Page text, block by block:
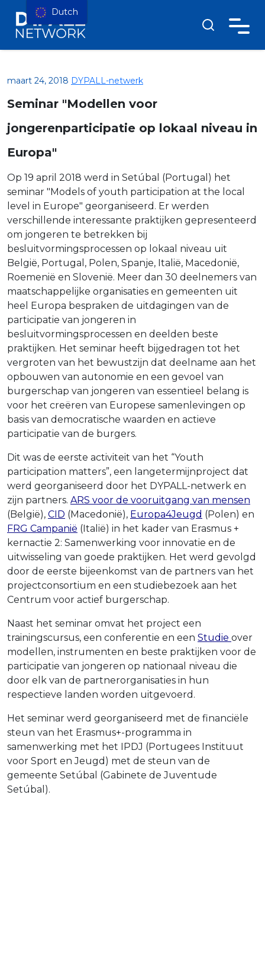
maart 24, 2018 DYPALL-netwerk
Seminar "Modellen voor
jongerenparticipatie op lokaal niveau in
Europa"
Op 19 april 2018 werd in Setúbal (Portugal) het
seminar "Models of youth participation at the local
level in Europe" georganiseerd. Er werden
verschillende interessante praktijken gepresenteerd
om jongeren te betrekken bij
besluitvormingsprocessen op lokaal niveau uit
België, Portugal, Polen, Spanje, Italië, Macedonië,
Roemenië en Slovenië. Meer dan 30 deelnemers van
maatschappelijke organisaties en gemeenten uit
heel Europa bespraken de uitdagingen van de
participatie van jongeren in
besluitvormingsprocessen en deelden beste
praktijken. Het seminar heeft bijgedragen tot het
vergroten van het bewustzijn dat deelname aan het
opbouwen van autonomie en een gevoel van
burgerschap van jongeren van essentieel belang is
voor het creëren van Europese samenlevingen op
basis van democratische waarden en actieve
participatie van de burgers.
Dit was de eerste activiteit van het “Youth
participation matters”, een langetermijnproject dat
werd georganiseerd door het DYPALL-netwerk en
zijn partners. ARS voor de vooruitgang van mensen
(België), CID (Macedonië), Europa4Jeugd (Polen) en
FRG Campanië (Italië) in het kader van Erasmus +
kernactie 2: Samenwerking voor innovatie en de
uitwisseling van goede praktijken. Het werd gevolgd
door de eerste bijeenkomst van de partners van het
projectconsortium en een studiebezoek aan het
Centrum voor actief burgerschap.
Naast het seminar omvat het project een
trainingscursus, een conferentie en een Studie over
modellen, instrumenten en beste praktijken voor de
participatie van jongeren op nationaal niveau die
door elk van de partnerorganisaties in hun
respectieve landen worden uitgevoerd.
Het seminar werd georganiseerd met de financiële
steun van het Erasmus+-programma in
samenwerking met het IPDJ (Portugees Instituut
voor Sport en Jeugd) met de steun van de
gemeente Setúbal (Gabinete de Juventude
Setúbal).
Dutch